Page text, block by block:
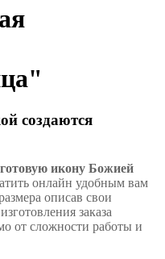
создаются
икону Божией
онлайн удобным вам
описав свои
заказа
от сложности работы и